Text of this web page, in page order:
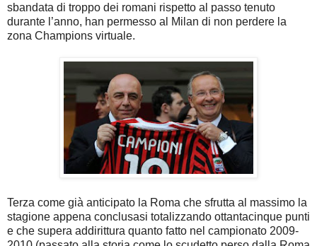
sbandata di troppo dei romani rispetto al passo tenuto
durante l’anno, han permesso al Milan di non perdere la
zona Champions virtuale.
Terza come già anticipato la Roma che sfrutta al massimo la
stagione appena conclusasi totalizzando ottantacinque punti
e che supera addirittura quanto fatto nel campionato 2009-